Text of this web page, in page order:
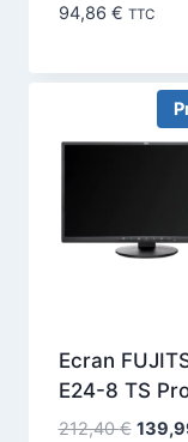
94,86 € TTC
Ecran
E24-8 TS
212,40€ Le